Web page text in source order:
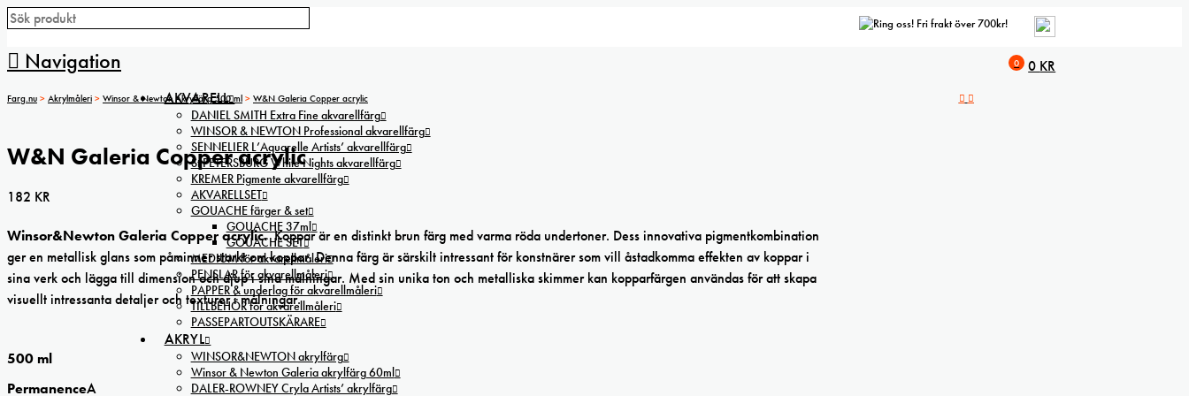
Fri frakt över 700kr!
Navigation 0 0 KR
AKVARELL
DANIEL SMITH Extra Fine akvarellfärg
WINSOR & NEWTON Professional akvarellfärg
SENNELIER L’Aquarelle Artists’ akvarellfärg
St PETERSBURG White Nights akvarellfärg
KREMER Pigmente akvarellfärg
AKVARELLSET
GOUACHE färger & set
GOUACHE 37ml
GOUACHE SET
MEDIUM för akvarellmåleri
PENSLAR för akvarellmåleri
PAPPER & underlag för akvarellmåleri
TILLBEHÖR för akvarellmåleri
PASSEPARTOUTSKÄRARE
AKRYL
WINSOR&NEWTON akrylfärg
Winsor & Newton Galeria akrylfärg 60ml
DALER-ROWNEY Cryla Artists’ akrylfärg
Farg.nu > Akrylmåleri > Winsor & Newton Akrylfärg 500 ml > W&N Galeria Copper acrylic
W&N Galeria Copper acrylic
182 KR
Winsor&Newton Galeria Copper acrylic.Koppar är en distinkt brun färg med varma röda undertoner. Dess innovativa pigmentkombination
ger en metallisk glans som påminner starkt om koppar. Denna färg är särskilt intressant för konstnärer som vill åstadkomma effekten av koppar i
sina verk och lägga till dimension och djup i sina målningar. Med sin unika ton och metalliska skimmer kan kopparfärgen användas för att skapa
visuellt intressanta detaljer och texturer i målningar.
500 ml
PermanenceA